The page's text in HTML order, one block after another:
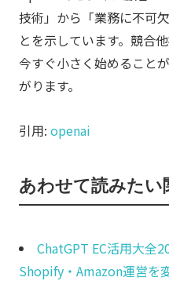
技術」から「業務に不可
とを示しています。競合
今すぐ小さく始めること
がります。
引用: openai
あわせて読みたい
ChatGPT EC活用大全
Shopify・Amazon運営を